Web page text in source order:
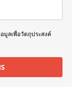
มูลเพื่อวัตถุประสงค์